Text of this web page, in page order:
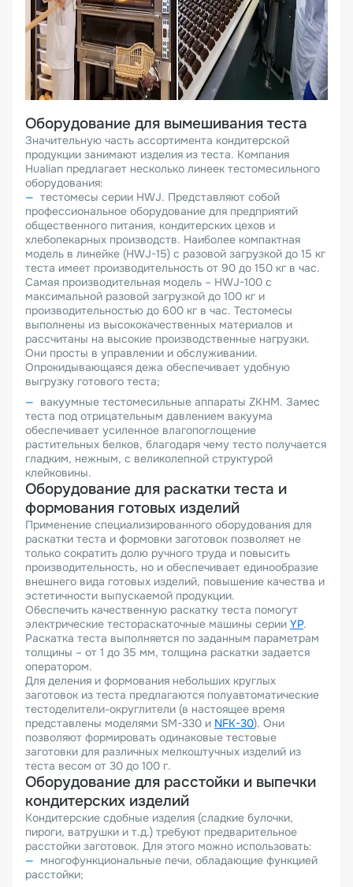
Оборудование для вымешивания теста
Значительную часть ассортимента кондитерской
продукции занимают изделия из теста. Компания
Hualian предлагает несколько линеек тестомесильного
оборудования:
тестомесы серии HWJ. Представляют собой
профессиональное оборудование для предприятий
общественного питания, кондитерских цехов и
хлебопекарных производств. Наиболее компактная
модель в линейке (HWJ-15) с разовой загрузкой до 15 кг
теста имеет производительность от 90 до 150 кг в час.
Самая производительная модель – HWJ-100 с
максимальной разовой загрузкой до 100 кг и
производительностью до 600 кг в час. Тестомесы
выполнены из высококачественных материалов и
рассчитаны на высокие производственные нагрузки.
Они просты в управлении и обслуживании.
Опрокидывающаяся дежа обеспечивает удобную
выгрузку готового теста;
вакуумные тестомесильные аппараты ZKHM. Замес
теста под отрицательным давлением вакуума
обеспечивает усиленное влагопоглощение
растительных белков, благодаря чему тесто получается
гладким, нежным, с великолепной структурой
клейковины.
Оборудование для раскатки теста и
формования готовых изделий
Применение специализированного оборудования для
раскатки теста и формовки заготовок позволяет не
только сократить долю ручного труда и повысить
производительность, но и обеспечивает единообразие
внешнего вида готовых изделий, повышение качества и
эстетичности выпускаемой продукции.
Обеспечить качественную раскатку теста помогут
электрические тестораскаточные машины серии YP.
Раскатка теста выполняется по заданным параметрам
толщины – от 1 до 35 мм, толщина раскатки задается
оператором.
Для деления и формования небольших круглых
заготовок из теста предлагаются полуавтоматические
тестоделители-округлители (в настоящее время
представлены моделями SM-330 и NFK-30). Они
позволяют формировать одинаковые тестовые
заготовки для различных мелкоштучных изделий из
теста весом от 30 до 100 г.
Оборудование для расстойки и выпечки
кондитерских изделий
Кондитерские сдобные изделия (сладкие булочки,
пироги, ватрушки и т.д.) требуют предварительное
расстойки заготовок. Для этого можно использовать:
многофункциональные печи, обладающие функцией
расстойки;